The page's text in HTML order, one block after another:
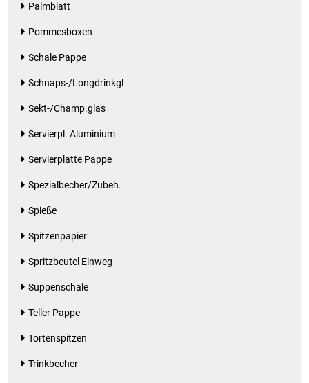
Papier / Hygiene
Patisserie
Porzellan
Profisortiment
Reinigungshilfsmittel
Salz
Palmblatt
Pommesboxen
Schale Pappe
Schnaps-/Longdrinkgl
Sekt-/Champ.glas
Servierpl. Aluminium
Servierplatte Pappe
Spezialbecher/Zubeh.
Spieße
Spitzenpapier
Spritzbeutel Einweg
Suppenschale
Teller Pappe
Tortenspitzen
Trinkbecher